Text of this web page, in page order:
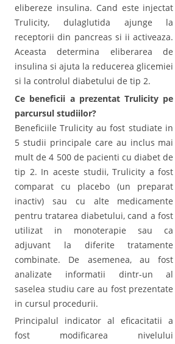
elibereze insulina. Cand este injectat
Trulicity, dulaglutida ajunge la
receptorii din pancreas si ii activeaza.
Aceasta determina eliberarea de
insulina si ajuta la reducerea glicemiei
si la controlul diabetului de tip 2.
Ce beneficii a prezentat Trulicity pe
parcursul studiilor?
Beneficiile Trulicity au fost studiate in
5 studii principale care au inclus mai
mult de 4 500 de pacienti cu diabet de
tip 2. In aceste studii, Trulicity a fost
comparat cu placebo (un preparat
inactiv) sau cu alte medicamente
pentru tratarea diabetului, cand a fost
utilizat in monoterapie sau ca
adjuvant la diferite tratamente
combinate. De asemenea, au fost
analizate informatii dintr-un al
saselea studiu care au fost prezentate
in cursul procedurii.
Principalul indicator al eficacitatii a
fost modificarea nivelului